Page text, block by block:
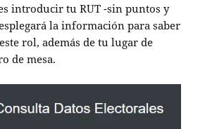
introducir tu RUT -sin puntos y
la información para saber
rol, además de tu lugar de
de mesa.